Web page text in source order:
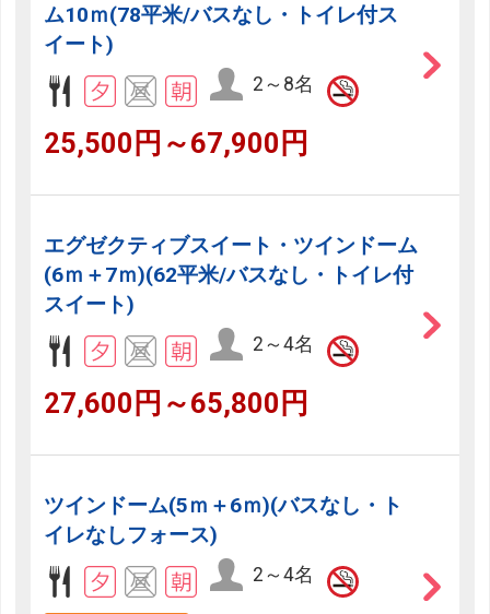
ム10ｍ(78平米/バスなし・トイレ付ス
イート)
2～8名
25,500円～67,900円
エグゼクティブスイート・ツインドーム
(6ｍ＋7ｍ)(62平米/バスなし・トイレ付
スイート)
2～4名
27,600円～65,800円
ツインドーム(5ｍ＋6ｍ)(バスなし・ト
イレなしフォース)
2～4名